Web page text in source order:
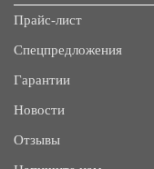
Прайс-лист
Спецпредложения
Гарантии
Новости
Отзывы